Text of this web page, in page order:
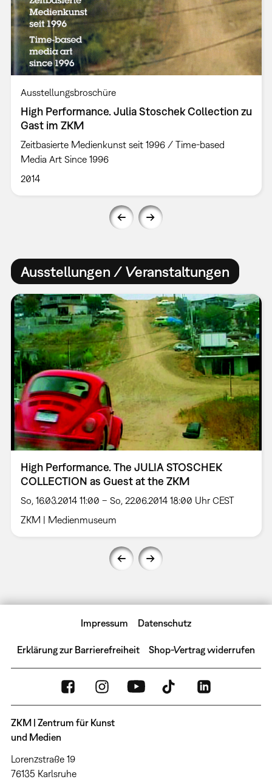
Ausstellungsbroschüre
High Performance. Julia Stoschek Collection zu
Gast im ZKM
Zeitbasierte Medienkunst seit 1996 / Time-based
Media Art Since 1996
2014
Ausstellungen / Veranstaltungen
High Performance. The JULIA STOSCHEK
COLLECTION as Guest at the ZKM
So, 16.03.2014 11:00 – So, 22.06.2014 18:00 Uhr CEST
ZKM | Medienmuseum
Impressum Datenschutz
Erklärung zur Barrierefreiheit Shop-Vertrag widerrufen
ZKM | Zentrum für Kunst
und Medien
Lorenzstraße 19
76135 Karlsruhe